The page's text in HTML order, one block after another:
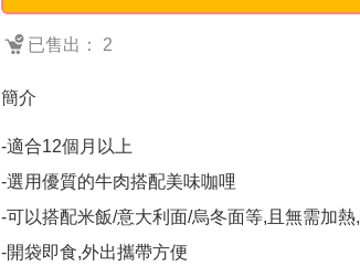
已售出： 2
簡介
-適合12個月以上
-選用優質的牛肉搭配美味咖哩
-可以搭配米飯/意大利面/烏冬面等,且無需加熱,
-開袋即食,外出攜帶方便